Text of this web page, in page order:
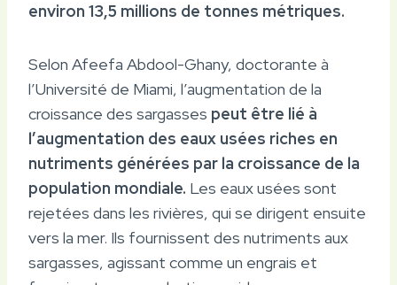
environ 13,5 millions de tonnes métriques.
Selon Afeefa Abdool-Ghany, doctorante à
l’Université de Miami, l’augmentation de la
croissance des sargasses peut être lié à
l’augmentation des eaux usées riches en
nutriments générées par la croissance de la
population mondiale. Les eaux usées sont
rejetées dans les rivières, qui se dirigent ensuite
vers la mer. Ils fournissent des nutriments aux
sargasses, agissant comme un engrais et